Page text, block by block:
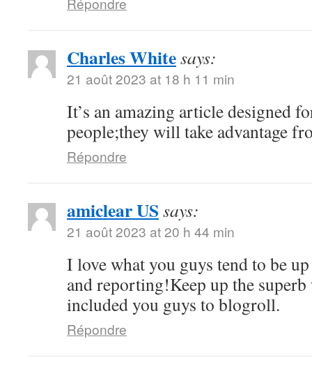
Charles Whitesays:
21 août 2023 at 18 h 11 min
It’s an amazing article designed
people;they will take advantage
Répondre
amiclear US says:
21 août 2023 at 20 h 44 min
I love what you guys tend to be
and reporting!Keep up the superb
included you guys to blogroll.
Répondre